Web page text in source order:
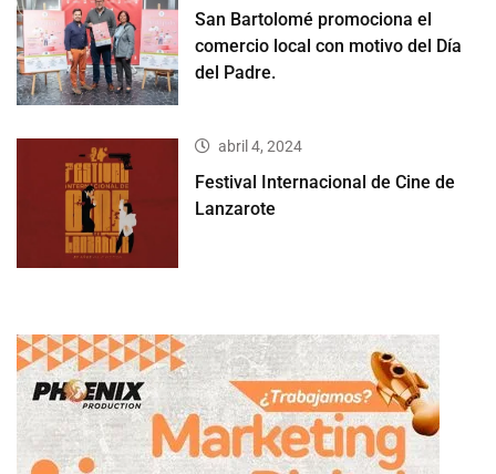
San Bartolomé promociona el
comercio local con motivo del Día
del Padre.
abril 4, 2024
Festival Internacional de Cine de
Lanzarote